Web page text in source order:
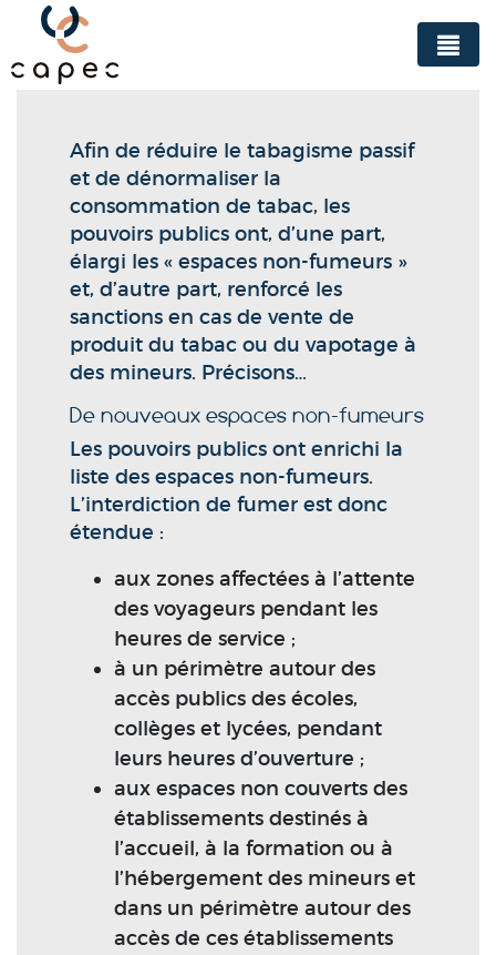
Panneau de gestion des cookies
Afin de réduire le tabagisme passif
et de dénormaliser la
consommation de tabac, les
pouvoirs publics ont, d’une part,
élargi les « espaces non-fumeurs »
et, d’autre part, renforcé les
sanctions en cas de vente de
produit du tabac ou du vapotage à
des mineurs. Précisons…
De nouveaux espaces non-fumeurs
Les pouvoirs publics ont enrichi la
liste des espaces non-fumeurs.
L’interdiction de fumer est donc
étendue :
aux zones affectées à l’attente
des voyageurs pendant les
heures de service ;
à un périmètre autour des
accès publics des écoles,
collèges et lycées, pendant
leurs heures d’ouverture ;
aux espaces non couverts des
établissements destinés à
l’accueil, à la formation ou à
l’hébergement des mineurs et
dans un périmètre autour des
accès de ces établissements